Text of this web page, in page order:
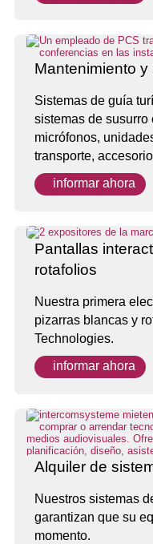
Mantenimiento y
Sistemas de guía
sistemas de susurro
micrófonos,
transporte,
informar ahora
Pantallas
rotafolios
Nuestra primera
pizarras blancas y
Technologies.
informar ahora
Alquiler de
Nuestros sistemas
garantizan que su
momento.